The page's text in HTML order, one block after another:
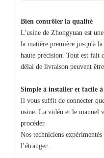
Bien contrôler la qualité
L'usine de Zhongyuan est
la matière première jusqu'à
haute précision. Tout est fait
délai de livraison peuvent
Simple à installer et facile
Il vous suffit de connecter
usine. La vidéo et le manuel
procéder.
Nos techniciens
l’étranger.